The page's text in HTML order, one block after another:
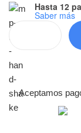
Hasta 12
Saber más
Aceptamos